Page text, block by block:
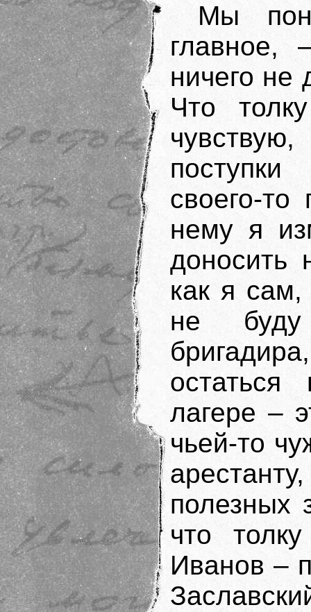
Мы
главное,
ничего не
Что
своего-
нему я
доносить
как я
не буду
лагере –
чьей-то
полезных
что
Иванов –